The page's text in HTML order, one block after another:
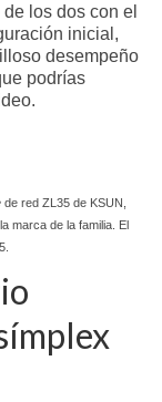
los dos con el
inicial,
desempeño
podrías
de red ZL35 de KSUN,
marca de la familia. El